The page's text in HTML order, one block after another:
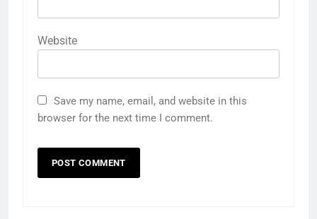
Website
Save my name, email, and website in this
browser for the next time I comment.